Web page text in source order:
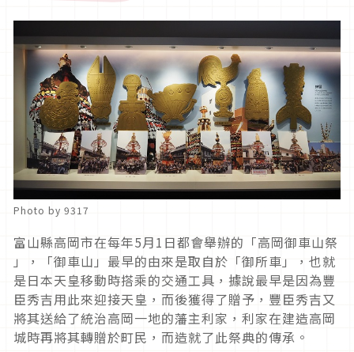
Photo by 9317
富山縣高岡市在每年5月1日都會舉辦的「高岡御車山祭
」，「御車山」最早的由來是取自於「御所車」，也就
是日本天皇移動時搭乘的交通工具，據說最早是因為豐
臣秀吉用此來迎接天皇，而後獲得了贈予，豐臣秀吉又
將其送給了統治高岡一地的藩主利家，利家在建造高岡
城時再將其轉贈於町民，而造就了此祭典的傳承。